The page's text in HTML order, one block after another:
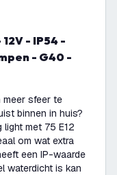
- G40 -
meer sfeer te
binnen in huis?
met 75 E12
om wat extra
een IP-waarde
waterdicht is kan